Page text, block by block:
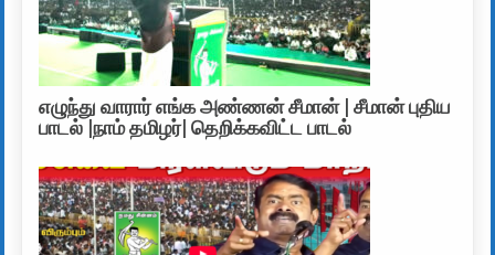
எழுந்து வாரார் எங்க அண்ணன் சீமான் | சீமான் புதிய
பாடல் |நாம் தமிழர்| தெறிக்கவிட்ட பாடல்